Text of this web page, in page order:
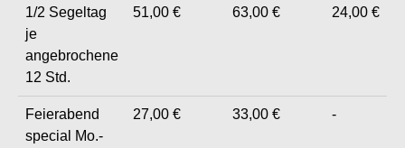
1/2 Segeltag
je
angebrochene
12 Std.
51,00 € 63,00 € 24,00 €
Feierabend
special Mo.-
27,00 € 33,00 € -